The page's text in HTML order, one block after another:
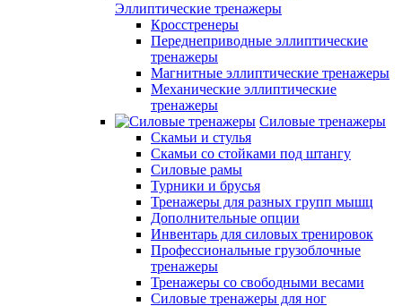
Эллиптические тренажеры
Кросстренеры
Переднеприводные эллиптические
тренажеры
Магнитные эллиптические тренажеры
Механические эллиптические
тренажеры
Силовые тренажеры
Скамьи и стулья
Скамьи со стойками под штангу
Силовые рамы
Турники и брусья
Тренажеры для разных групп мышц
Дополнительные опции
Инвентарь для силовых тренировок
Профессиональные грузоблочные
тренажеры
Тренажеры со свободными весами
Силовые тренажеры для ног